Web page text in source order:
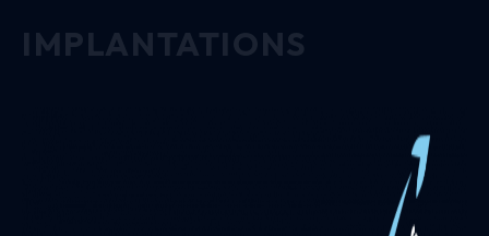
IMPLANTATIONS